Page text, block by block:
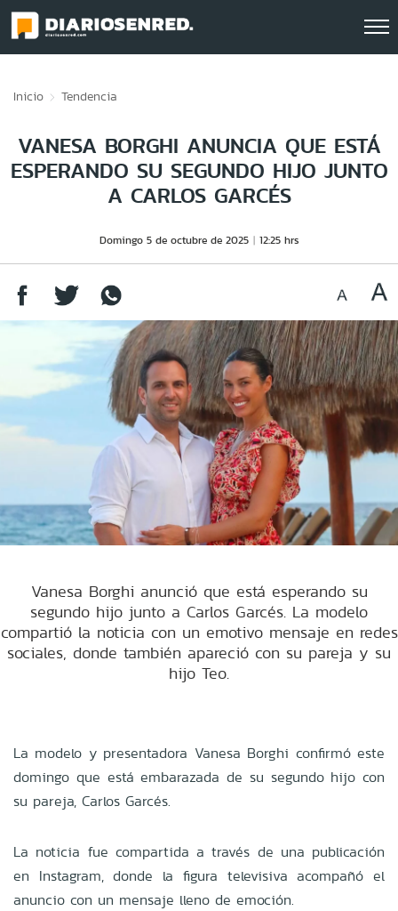
Inicio Tendencia
VANESA BORGHI ANUNCIA QUE ESTÁ
ESPERANDO SU SEGUNDO HIJO JUNTO
A CARLOS GARCÉS
Domingo 5 de octubre de 2025 12:25 hrs
Vanesa Borghi anunció que está esperando su
segundo hijo junto a Carlos Garcés. La modelo
compartió la noticia con un emotivo mensaje en redes
sociales, donde también apareció con su pareja y su
hijo Teo.
La modelo y presentadora Vanesa Borghi confirmó este
domingo que está embarazada de su segundo hijo con
su pareja, Carlos Garcés.
La noticia fue compartida a través de una publicación
en Instagram, donde la figura televisiva acompañó el
anuncio con un mensaje lleno de emoción.